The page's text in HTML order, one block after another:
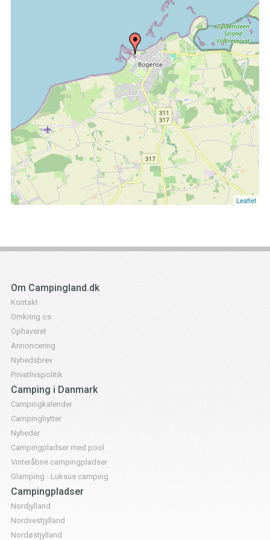
Leaflet
Om Campingland.dk
Kontakt
Omkring os
Ophavsret
Annoncering
Nyhedsbrev
Privatlivspolitik
Camping i Danmark
Campingkalender
Campinghytter
Nyheder
Campingpladser med pool
Vinteråbne campingpladser
Glamping - Luksus camping
Campingpladser
Nordjylland
Nordvestjylland
Nordøstjylland